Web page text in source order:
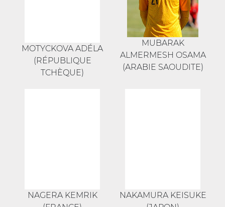
MOTYCKOVA ADÉLA
(RÉPUBLIQUE
TCHÈQUE)
MUBARAK
ALMERMESH OSAMA
(ARABIE SAOUDITE)
NAGERA KEMRIK
NAKAMURA KEISUKE